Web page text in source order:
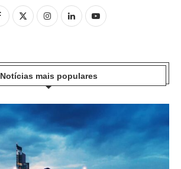
Notícias mais populares